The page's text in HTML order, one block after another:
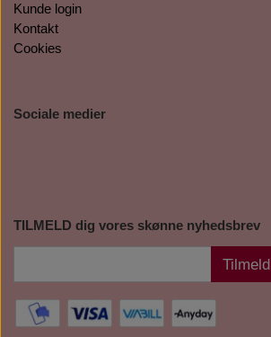
Kunde login
Kontakt
Cookies
Sociale medier
TILMELD dig vores skønne nyhedsbrev
Tilmeld